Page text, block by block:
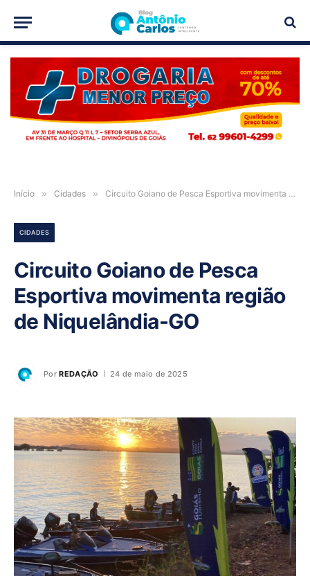
PUBLICIDADE
Início » Cidades » Circuito Goiano de Pesca Esportiva movimenta região de Niquelândia-GO
CIDADES
Circuito Goiano de Pesca
Esportiva movimenta região
de Niquelândia-GO
Por REDAÇÃO 24 de maio de 2025